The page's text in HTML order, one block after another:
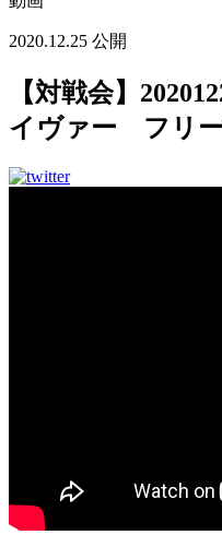
2020.12.25 公開
【対戦会】
イヴァー フリ